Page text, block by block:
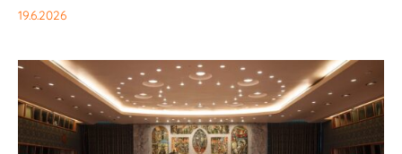
19.6.2026